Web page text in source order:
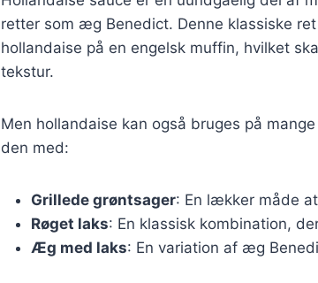
retter som æg Benedict. Denne klassiske
hollandaise på en engelsk muffin, hvilket
tekstur.
Men hollandaise kan også bruges på
den med:
Grillede grøntsager: En lækker måde
Røget laks: En klassisk kombination,
Æg med laks: En variation af æg